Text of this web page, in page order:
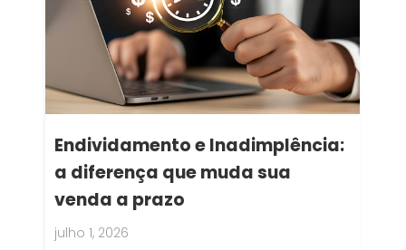
Endividamento e Inadimplência:
a diferença que muda sua
venda a prazo
julho 1, 2026